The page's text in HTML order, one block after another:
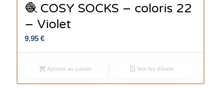
🧶 COSY SOCKS – coloris 22
– Violet
9.95 €
Ajouter au panier Voir les détails